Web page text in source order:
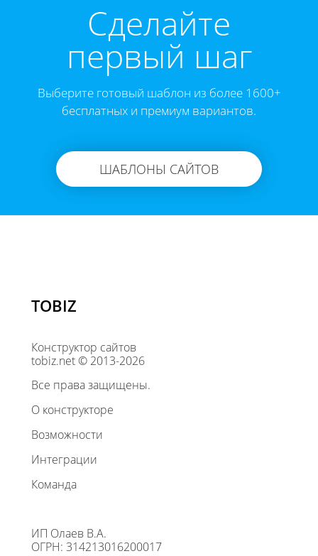
Cделайте
первый шаг
Выберите готовый шаблон из более 1600+
бесплатных и премиум вариантов.
ШАБЛОНЫ САЙТОВ
TOBIZ
Конструктор сайтов
tobiz.net © 2013-2026
Все права защищены.
О конструкторе
Возможности
Интеграции
Команда
ИП Олаев В.А.
ОГРН: 314213016200017